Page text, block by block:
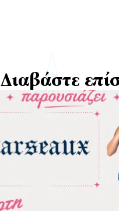
Διαβάστε